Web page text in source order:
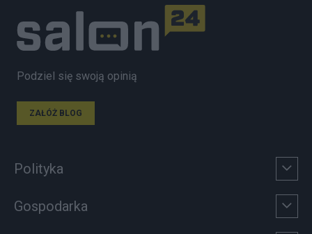
Podziel się swoją opinią
ZAŁÓŻ BLOG
Polityka
Gospodarka